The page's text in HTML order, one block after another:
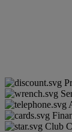
Club